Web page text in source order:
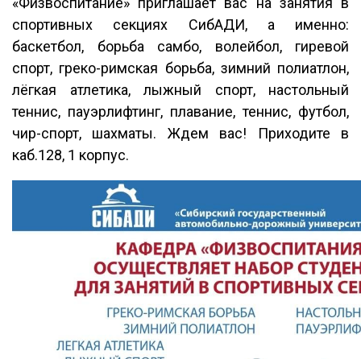
спортивных секциях СибАДИ, а именно:
баскетбол, борьба самбо, волейбол, гиревой
спорт, греко-римская борьба, зимний полиатлон,
лёгкая атлетика, лыжный спорт, настольный
теннис, пауэрлифтинг, плавание, теннис, футбол,
чир-спорт, шахматы. Ждем вас! Приходите в
каб.128, 1 корпус.